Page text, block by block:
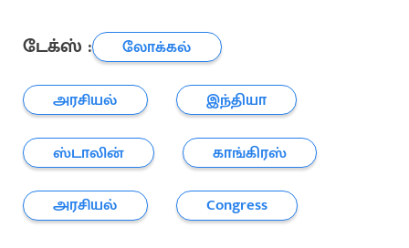
டேக்ஸ் :
லோக்கல்
அரசியல்
இந்தியா
ஸ்டாலின்
காங்கிரஸ்
அரசியல்
Congress